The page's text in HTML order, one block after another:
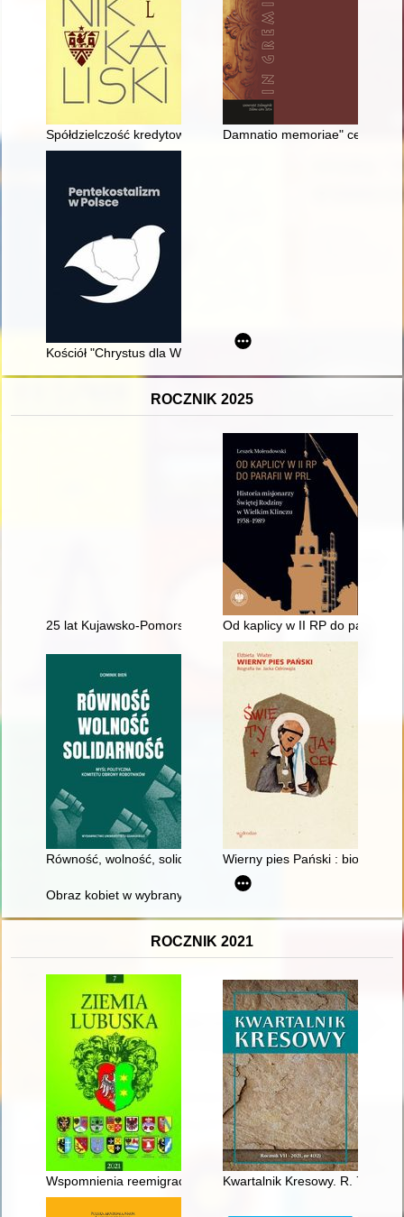
Spółdzielczość kredytowa w Błaszkach w latach 1902-1939
Damnatio memoriae" cesarza
Kościół "Chrystus dla Wszystkich" w Rzeczypospolitej Polskiej
ROCZNIK 2025
25 lat Kujawsko-Pomorskiego Kolegium Instruktorów
Od kaplicy w II RP do parafii w
Równość, wolność, solidarność : myśl polityczna Komitetu
Wierny pies Pański : biografia
Obraz kobiet w wybranych dziełach historiografii kościelnej z
ROCZNIK 2021
Wspomnienia reemigracji rodziny Baran z Francji do Łęknicy
Kwartalnik Kresowy. R. 7